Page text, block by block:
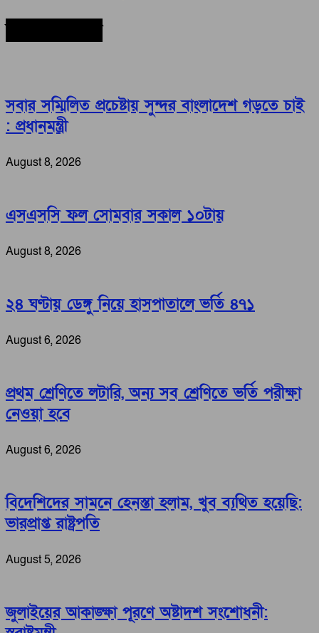
সবার সম্মিলিত প্রচেষ্টায় সুন্দর বাংলাদেশ গড়তে চাই
: প্রধানমন্ত্রী
August 8, 2026
এসএসসি ফল সোমবার সকাল ১০টায়
August 8, 2026
২৪ ঘণ্টায় ডেঙ্গু নিয়ে হাসপাতালে ভর্তি ৪৭১
August 6, 2026
প্রথম শ্রেণিতে লটারি, অন্য সব শ্রেণিতে ভর্তি পরীক্ষা
নেওয়া হবে
August 6, 2026
বিদেশিদের সামনে হেনস্তা হলাম, খুব ব্যথিত হয়েছি:
ভারপ্রাপ্ত রাষ্ট্রপতি
August 5, 2026
জুলাইয়ের আকাঙ্ক্ষা পূরণে অষ্টাদশ সংশোধনী: